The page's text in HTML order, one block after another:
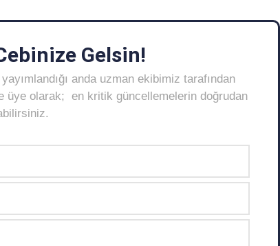
Gelsin!
anda uzman ekibimiz tarafından
üye olarak; en kritik güncellemelerin doğrudan